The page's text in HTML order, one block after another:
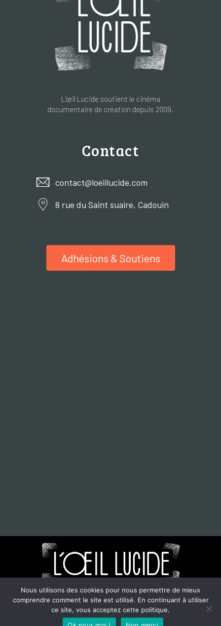
Nous utilisons des cookies pour nous permettre de mieux
comprendre comment le site est utilisé. En continuant à utiliser
ce site, vous acceptez cette politique.
L’œil Lucide soutient le cinéma
documentaire de création depuis 2009.
Contact
contact@loeillucide.com
8 rue du Saint suaire, Cadouin
Adhésions & Soutiens
©2021-2024. L'oeil Lucide. Tout droits réservés.